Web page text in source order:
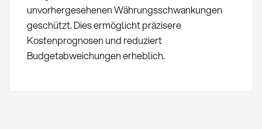
unvorhergesehenen Währungsschwankungen
geschützt. Dies ermöglicht präzisere
Kostenprognosen und reduziert
Budgetabweichungen erheblich.